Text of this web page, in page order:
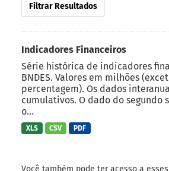
Filtrar Resultados
Indicadores Financeiros
Série histórica de indicadores
BNDES. Valores em milhões
percentagem). Os dados
cumulativos. O dado do segundo
o...
XLS CSV PDF